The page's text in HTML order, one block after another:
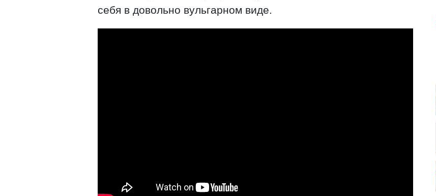
себя в довольно вульгарном виде.